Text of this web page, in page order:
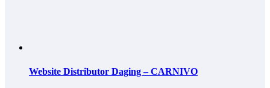
Website Distributor Daging – CARNIVO